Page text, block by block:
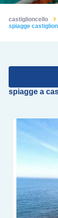
castiglioncello
spiagge
spiagge a